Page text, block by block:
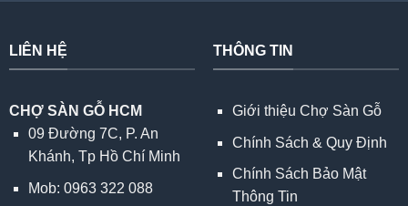
LIÊN HỆ
CHỢ SÀN GỖ HCM
09 Đường 7C, P. An
Khánh, Tp Hồ Chí Minh
Mob: 0963 322 088
THÔNG TIN
Giới thiệu Chợ Sàn Gỗ
Chính Sách & Quy Định
Chính Sách Bảo Mật
Thông Tin